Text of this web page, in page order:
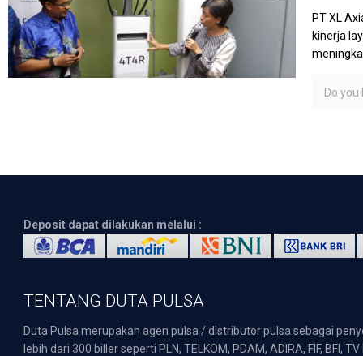
PT XL
kinerja
Do you
Deposit dapat dilakukan melalui :
TENTANG DUTA PULSA
Duta Pulsa merupakan agen pulsa / distributor pulsa sebagai
lebih dari 300 biller seperti PLN, TELKOM, PDAM, ADIRA, FIF,